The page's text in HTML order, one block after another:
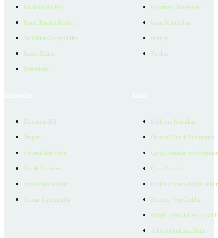
Kiralama Rehberi
Konut Kredisi Rehberi
Ne Kadar Ödeyebilirim
Emlak Değeri
Verilerimiz
Kurumsal Materyaller
İnsan Kaynakları
İletişim
Yardım
Danışman Bul
Projeler
Ücretsiz İlan Verin
Üyelik Paketleri
EmlakZeka Asistan
Uzman Danışmanlar
Kullanım Koşulları
Bireysel Üyelik Sözleşmesi
Çerez Politikası ve
Çerez Ayarları
Kullanıcı Veri Gizliliği
Ziyaretçi Veri Gizliliği
Müşteri Yetkilisi Veri
Aday Aydınlatma Metni